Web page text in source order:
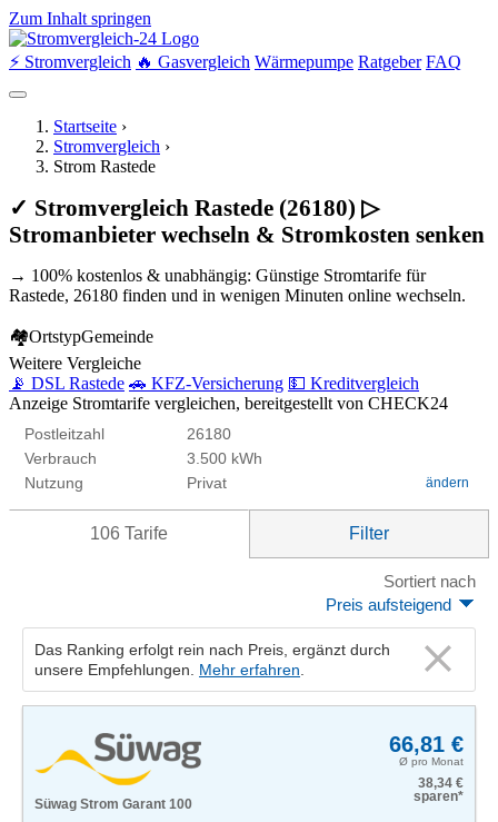
Zum Inhalt springen
⚡ Stromvergleich 🔥 Gasvergleich Wärmepumpe Ratgeber FAQ
Startseite ›
Stromvergleich ›
Strom Rastede
✓ Stromvergleich Rastede (26180) ▷
Stromanbieter wechseln & Stromkosten senken
→ 100% kostenlos & unabhängig: Günstige Stromtarife für
Rastede, 26180 finden und in wenigen Minuten online wechseln.
🏘OrtstypGemeinde
Weitere Vergleiche
📡 DSL Rastede 🚗 KFZ-Versicherung 💵 Kreditvergleich
Anzeige Stromtarife vergleichen, bereitgestellt von CHECK24